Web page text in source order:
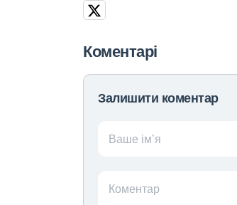
Коментарі
Залишити коментар
Ваше ім’я
Коментар